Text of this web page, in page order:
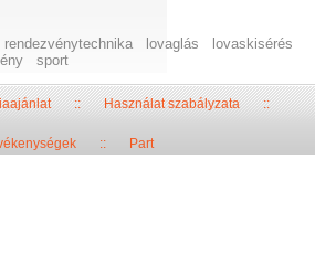
rendezvénytechnika lovaglás
lovaskisérés
sport
::Használat szabályzata::
:: Part